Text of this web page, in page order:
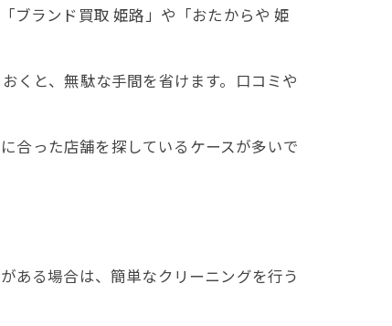
ブランド買取 姫路」や「おたからや 姫
くと、無駄な手間を省けます。口コミや
合った店舗を探しているケースが多いで
ある場合は、簡単なクリーニングを行う